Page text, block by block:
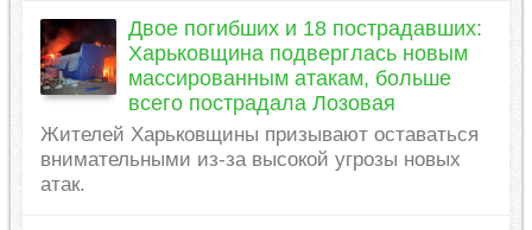
Двое погибших и 18 пострадавших:
Харьковщина подверглась новым
массированным атакам, больше
всего пострадала Лозовая
Жителей Харьковщины призывают оставаться
внимательными из-за высокой угрозы новых
атак.